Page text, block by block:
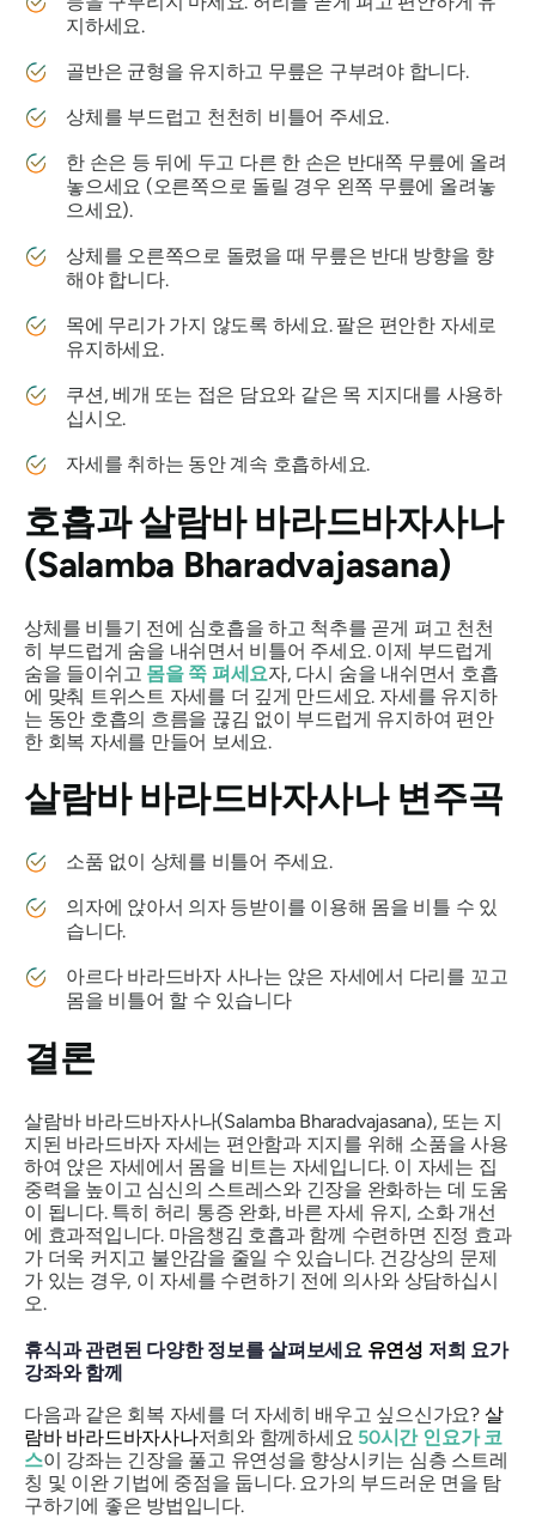
지하세요.
골반은 균형을 유지하고 무릎은 구부려야 합니다.
상체를 부드럽고 천천히 비틀어 주세요.
한 손은 등 뒤에 두고 다른 한 손은 반대쪽 무릎에 올려
놓으세요 (오른쪽으로 돌릴 경우 왼쪽 무릎에 올려놓
으세요).
상체를 오른쪽으로 돌렸을 때 무릎은 반대 방향을 향
해야 합니다.
목에 무리가 가지 않도록 하세요. 팔은 편안한 자세로
유지하세요.
쿠션, 베개 또는 접은 담요와 같은 목 지지대를 사용하
십시오.
자세를 취하는 동안 계속 호흡하세요.
호흡과살람바 바라드바자사나
(Salamba Bharadvajasana)
상체를 비틀기 전에 심호흡을 하고 척추를 곧게 펴고 천천
히 부드럽게 숨을 내쉬면서 비틀어 주세요. 이제 부드럽게
숨을 들이쉬고 몸을 쭉 펴세요자, 다시 숨을 내쉬면서 호흡
에 맞춰 트위스트 자세를 더 깊게 만드세요. 자세를 유지하
는 동안 호흡의 흐름을 끊김 없이 부드럽게 유지하여 편안
한 회복 자세를 만들어 보세요.
살람바 바라드바자사나변주곡
소품 없이 상체를 비틀어 주세요.
의자에 앉아서 의자 등받이를 이용해 몸을 비틀 수 있
습니다.
아르다 바라드바자사나는 앉은 자세에서 다리를 꼬고
몸을 비틀어 할 수 있습니다
결론
살람바 바라드바자사나(Salamba Bharadvajasana), 또는 지
지된 바라드바자 자세는 편안함과 지지를 위해 소품을 사용
하여 앉은 자세에서 몸을 비트는 자세입니다. 이 자세는 집
중력을 높이고 심신의 스트레스와 긴장을 완화하는 데 도움
이 됩니다. 특히 허리 통증 완화, 바른 자세 유지, 소화 개선
에 효과적입니다. 마음챙김 호흡과 함께 수련하면 진정 효과
가 더욱 커지고 불안감을 줄일 수 있습니다. 건강상의 문제
가 있는 경우, 이 자세를 수련하기 전에 의사와 상담하십시
오.
휴식과 관련된 다양한 정보를 살펴보세요 유연성 저희 요가
강좌와 함께
다음과 같은 회복 자세를 더 자세히 배우고 싶으신가요? 살
람바 바라드바자사나저희와 함께하세요 50시간 인요가 코
스이 강좌는 긴장을 풀고 유연성을 향상시키는 심층 스트레
칭 및 이완 기법에 중점을 둡니다. 요가의 부드러운 면을 탐
구하기에 좋은 방법입니다.